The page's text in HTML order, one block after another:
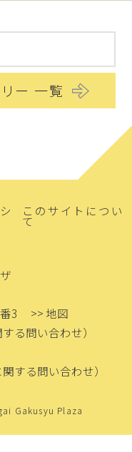
ー 一覧
このサイトについ
て
番3
>> 地図
る問い合わせ）
する問い合わせ）
Gakusyu Plaza